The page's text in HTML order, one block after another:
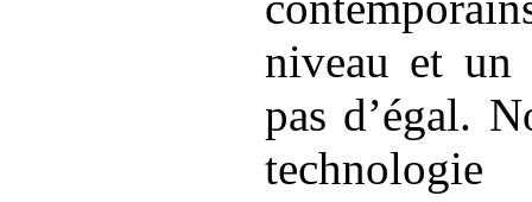
niveau et un
pas d’égal.